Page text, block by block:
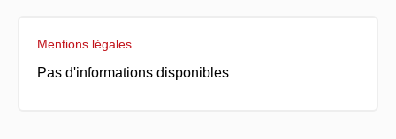
Mentions légales
Pas d'informations disponibles